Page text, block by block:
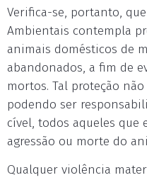
Verifica-se, portanto,
Ambientais contempla
animais domésticos de
abandonados, a fim de
mortos. Tal proteção
podendo ser
cível, todos aqueles que
agressão ou morte do
Qualquer violência